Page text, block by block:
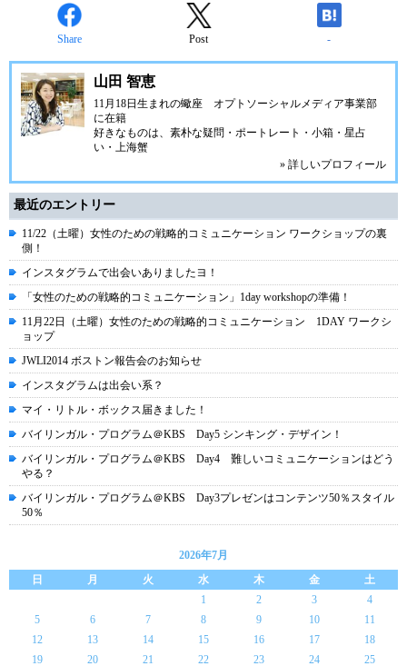
Share Post -
山田 智恵
11月18日生まれの蠍座 オプトソーシャルメディア事業部
に在籍
好きなものは、素朴な疑問・ポートレート・小箱・星占
い・上海蟹
» 詳しいプロフィール
最近のエントリー
11/22（土曜）女性のための戦略的コミュニケーション ワークショップの裏
側！
インスタグラムで出会いありましたヨ！
「女性のための戦略的コミュニケーション」1day workshopの準備！
11月22日（土曜）女性のための戦略的コミュニケーション 1DAY ワークシ
ョップ
JWLI2014 ボストン報告会のお知らせ
インスタグラムは出会い系？
マイ・リトル・ボックス届きました！
バイリンガル・プログラム＠KBS Day5 シンキング・デザイン！
バイリンガル・プログラム＠KBS Day4 難しいコミュニケーションはどう
やる？
バイリンガル・プログラム＠KBS Day3プレゼンはコンテンツ50％スタイル
50％
2026年7月
日
月 火 水 木 金
土
1
2 3
4
5
6 7 8 9 10
11
12
13 14 15 16 17
18
19
20 21 22 23 24 25